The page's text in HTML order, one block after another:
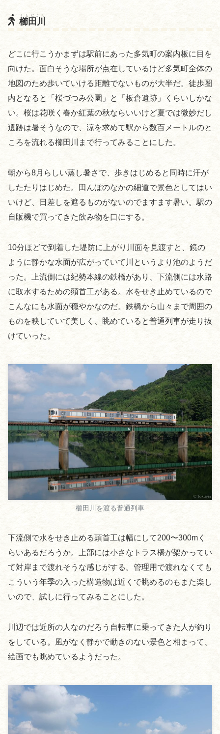
櫛田川
くしだがわ
どこに行こうかまずは駅前にあった多気町の案内板に目を
向けた。面白そうな場所が点在しているけど多気町全体の
地図のため歩いていける距離でないものが大半だ。徒歩圏
内となると「桜づつみ公園」と「板倉遺跡」くらいしかな
い。桜は花咲く春か紅葉の秋ならいいけど夏では微妙だし
遺跡は暑そうなので、涼を求めて駅から数百メートルのと
ころを流れる櫛田川まで行ってみることにした。
朝から8月らしい蒸し暑さで、歩きはじめると同時に汗が
したたりはじめた。田んぼのなかの細道で景色としてはい
いけど、日差しを遮るものがないのでますます暑い。駅の
自販機で買ってきた飲み物を口にする。
10分ほどで到着した堤防に上がり川面を見渡すと、鏡の
ように静かな水面が広がっていて川というより池のようだ
った。上流側には紀勢本線の鉄橋があり、下流側には水路
に取水するための頭首工がある。水をせき止めているので
こんなにも水面が穏やかなのだ。鉄橋から山々まで周囲の
ものを映していて美しく、眺めていると普通列車が走り抜
けていった。
櫛田川を渡る普通列車
下流側で水をせき止める頭首工は幅にして200〜300mく
らいあるだろうか。上部には小さなトラス橋が架かってい
て対岸まで渡れそうな感じがする。管理用で渡れなくても
こういう年季の入った構造物は近くで眺めるのもまた楽し
いので、試しに行ってみることにした。
川辺では近所の人なのだろう自転車に乗ってきた人が釣り
をしている。風がなく静かで動きのない景色と相まって、
絵画でも眺めているようだった。